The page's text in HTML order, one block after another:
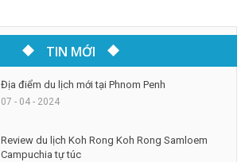
TIN MỚI
Địa điểm du lịch mới tại Phnom Penh
07 - 04 - 2024
Review du lịch Koh Rong Koh Rong Samloem
Campuchia tự túc